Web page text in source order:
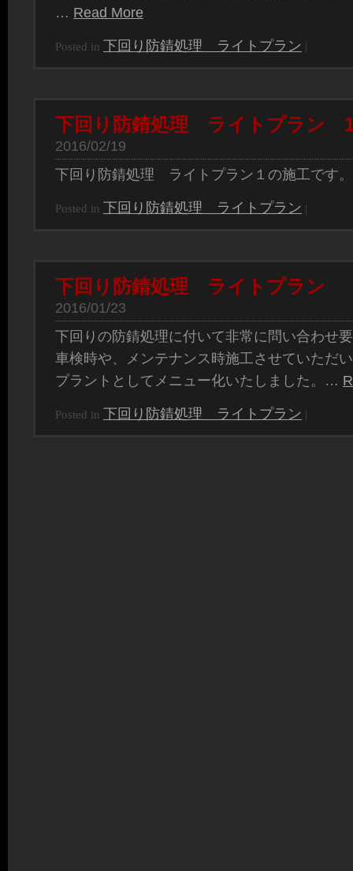
… Read More
Posted in 下回り防錆処理 ライトプラン |
下回り防錆処理 ライトプラン
2016/02/19
下回り防錆処理 ライトプラン１の施工です
Posted in 下回り防錆処理 ライトプラン |
下回り防錆処理 ライトプラン
2016/01/23
下回りの防錆処理に付いて非常に問い合わせ
車検時や、メンテナンス時施工させていただ
プラントとしてメニュー化いたしました。…
Posted in 下回り防錆処理 ライトプラン |